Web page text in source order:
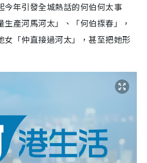
今年引發全城熱話的何伯何太事
產河馬河太」、「何伯揼春」，
女「仲直接過河太」，甚至把她形